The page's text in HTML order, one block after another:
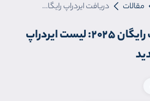
مقالات دریافت ایردراپ رایگان ۲۰۲۵: لیست ایردراپ های معتبر و جدید
دریافت ایردراپ رایگان ۲۰۲۵: لیست ایردراپ